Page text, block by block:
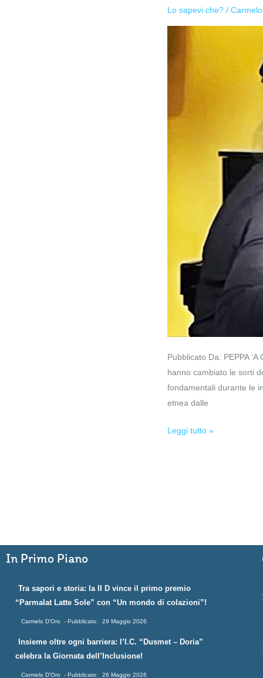
Lo sapevi che? /
Pubblicato Da: PEPPA
hanno cambiato le sorti
fondamentali durante le
etnea dalle
Cannunera
Leggi tutto »
In Primo Piano
Tra sapori e storia: la II D vince il primo premio
“Parmalat Latte Sole” con “Un mondo di colazioni”!
Carmelo D'Oro 29 Maggio 2026
Insieme oltre ogni barriera: l’I.C. “Dusmet – Doria”
celebra la Giornata dell’Inclusione!
Carmelo D'Oro 26 Maggio 2026